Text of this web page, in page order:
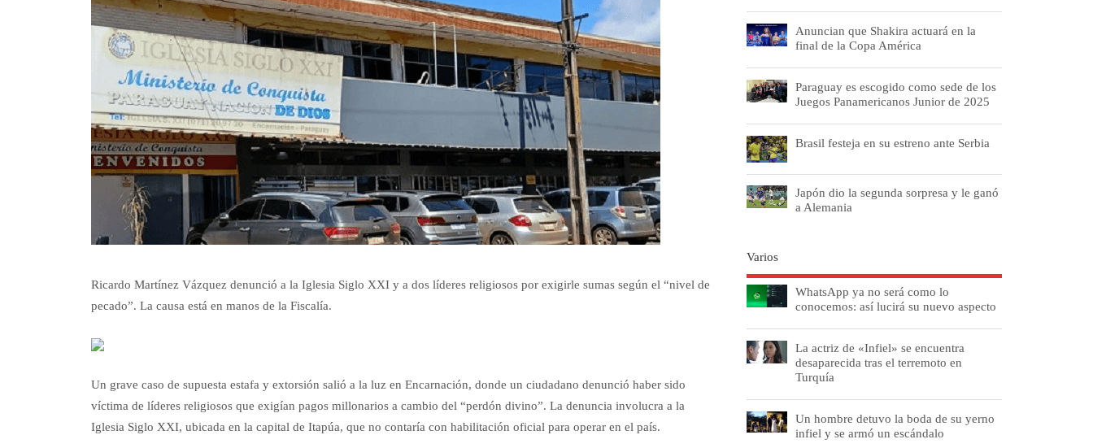
Ricardo Martínez Vázquez denunció a la Iglesia Siglo XXI y a dos líderes religiosos por exigirle sumas según el “nivel de
pecado”. La causa está en manos de la Fiscalía.
Un grave caso de supuesta estafa y extorsión salió a la luz en Encarnación, donde un ciudadano denunció haber sido
víctima de líderes religiosos que exigían pagos millonarios a cambio del “perdón divino”. La denuncia involucra a la
Iglesia Siglo XXI, ubicada en la capital de Itapúa, que no contaría con habilitación oficial para operar en el país.
Anuncian que Shakira actuará en la
final de la Copa América
Paraguay es escogido como sede de los
Juegos Panamericanos Junior de 2025
Brasil festeja en su estreno ante Serbia
Japón dio la segunda sorpresa y le ganó
a Alemania
Varios
WhatsApp ya no será como lo
conocemos: así lucirá su nuevo aspecto
La actriz de «Infiel» se encuentra
desaparecida tras el terremoto en
Turquía
Un hombre detuvo la boda de su yerno
infiel y se armó un escándalo